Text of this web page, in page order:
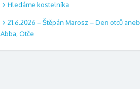
Hledáme kostelníka
21.6.2026 – Štěpán Marosz – Den otců aneb
Abba, Otče